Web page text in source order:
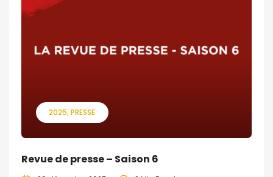
2025 PRESSE
Revue de presse – Saison 6